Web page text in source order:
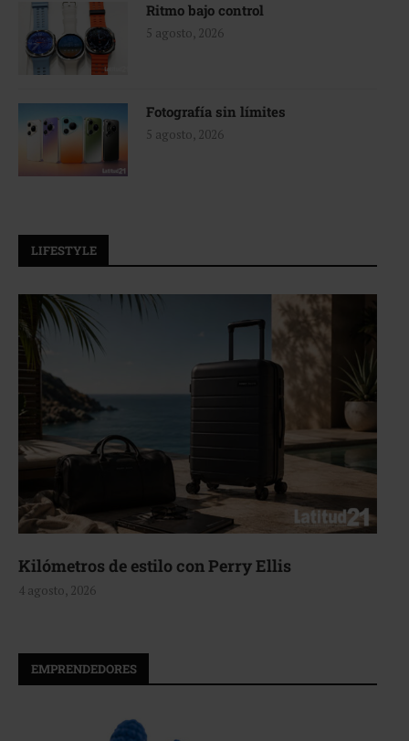
Ritmo bajo control
5 agosto, 2026
Fotografía sin límites
5 agosto, 2026
LIFESTYLE
Aerie, texturas que fluyen
4 agosto, 2026
EMPRENDEDORES